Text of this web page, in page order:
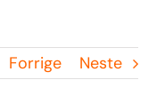
Forrige Neste